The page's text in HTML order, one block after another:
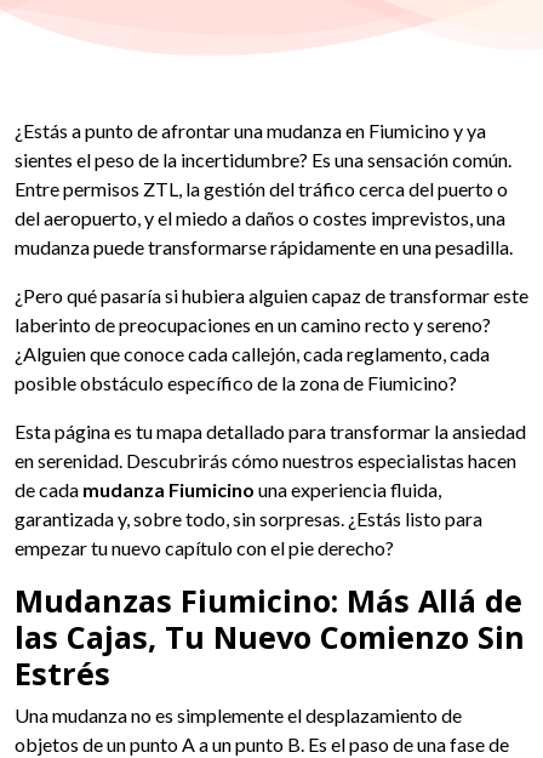
¿Estás a punto de afrontar una mudanza en Fiumicino y ya
sientes el peso de la incertidumbre? Es una sensación común.
Entre permisos ZTL, la gestión del tráfico cerca del puerto o
del aeropuerto, y el miedo a daños o costes imprevistos, una
mudanza puede transformarse rápidamente en una pesadilla.
¿Pero qué pasaría si hubiera alguien capaz de transformar este
laberinto de preocupaciones en un camino recto y sereno?
¿Alguien que conoce cada callejón, cada reglamento, cada
posible obstáculo específico de la zona de Fiumicino?
Esta página es tu mapa detallado para transformar la ansiedad
en serenidad. Descubrirás cómo nuestros especialistas hacen
de cada mudanza Fiumicino una experiencia fluida,
garantizada y, sobre todo, sin sorpresas. ¿Estás listo para
empezar tu nuevo capítulo con el pie derecho?
Mudanzas Fiumicino: Más Allá de
las Cajas, Tu Nuevo Comienzo Sin
Estrés
Una mudanza no es simplemente el desplazamiento de
objetos de un punto A a un punto B. Es el paso de una fase de